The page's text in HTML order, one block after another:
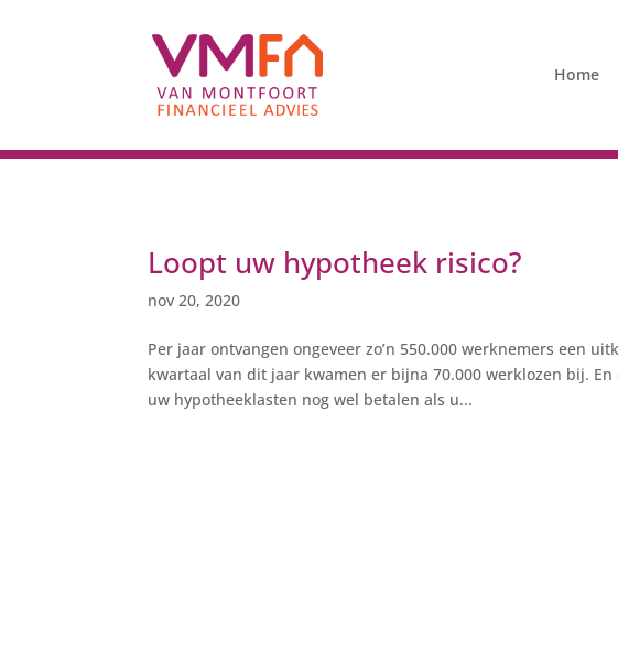
Home
Loopt uw hypotheek risico?
nov 20, 2020
Per jaar ontvangen ongeveer zo’n 550.000 werknemers een
kwartaal van dit jaar kwamen er bijna 70.000 werklozen bij.
uw hypotheeklasten nog wel betalen als u...